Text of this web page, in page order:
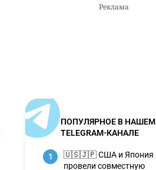
ПОПУЛЯРНОЕ В НАШЕМ
TELEGRAM-КАНАЛЕ
1
🇺🇸🇯🇵 США и Япония
провели совместную